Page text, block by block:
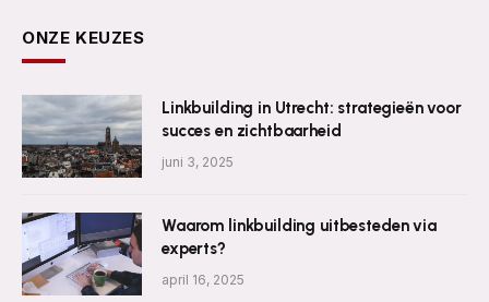
ONZE KEUZES
Linkbuilding in Utrecht: strategieën voor
succes en zichtbaarheid
juni 3, 2025
Waarom linkbuilding uitbesteden via
experts?
april 16, 2025